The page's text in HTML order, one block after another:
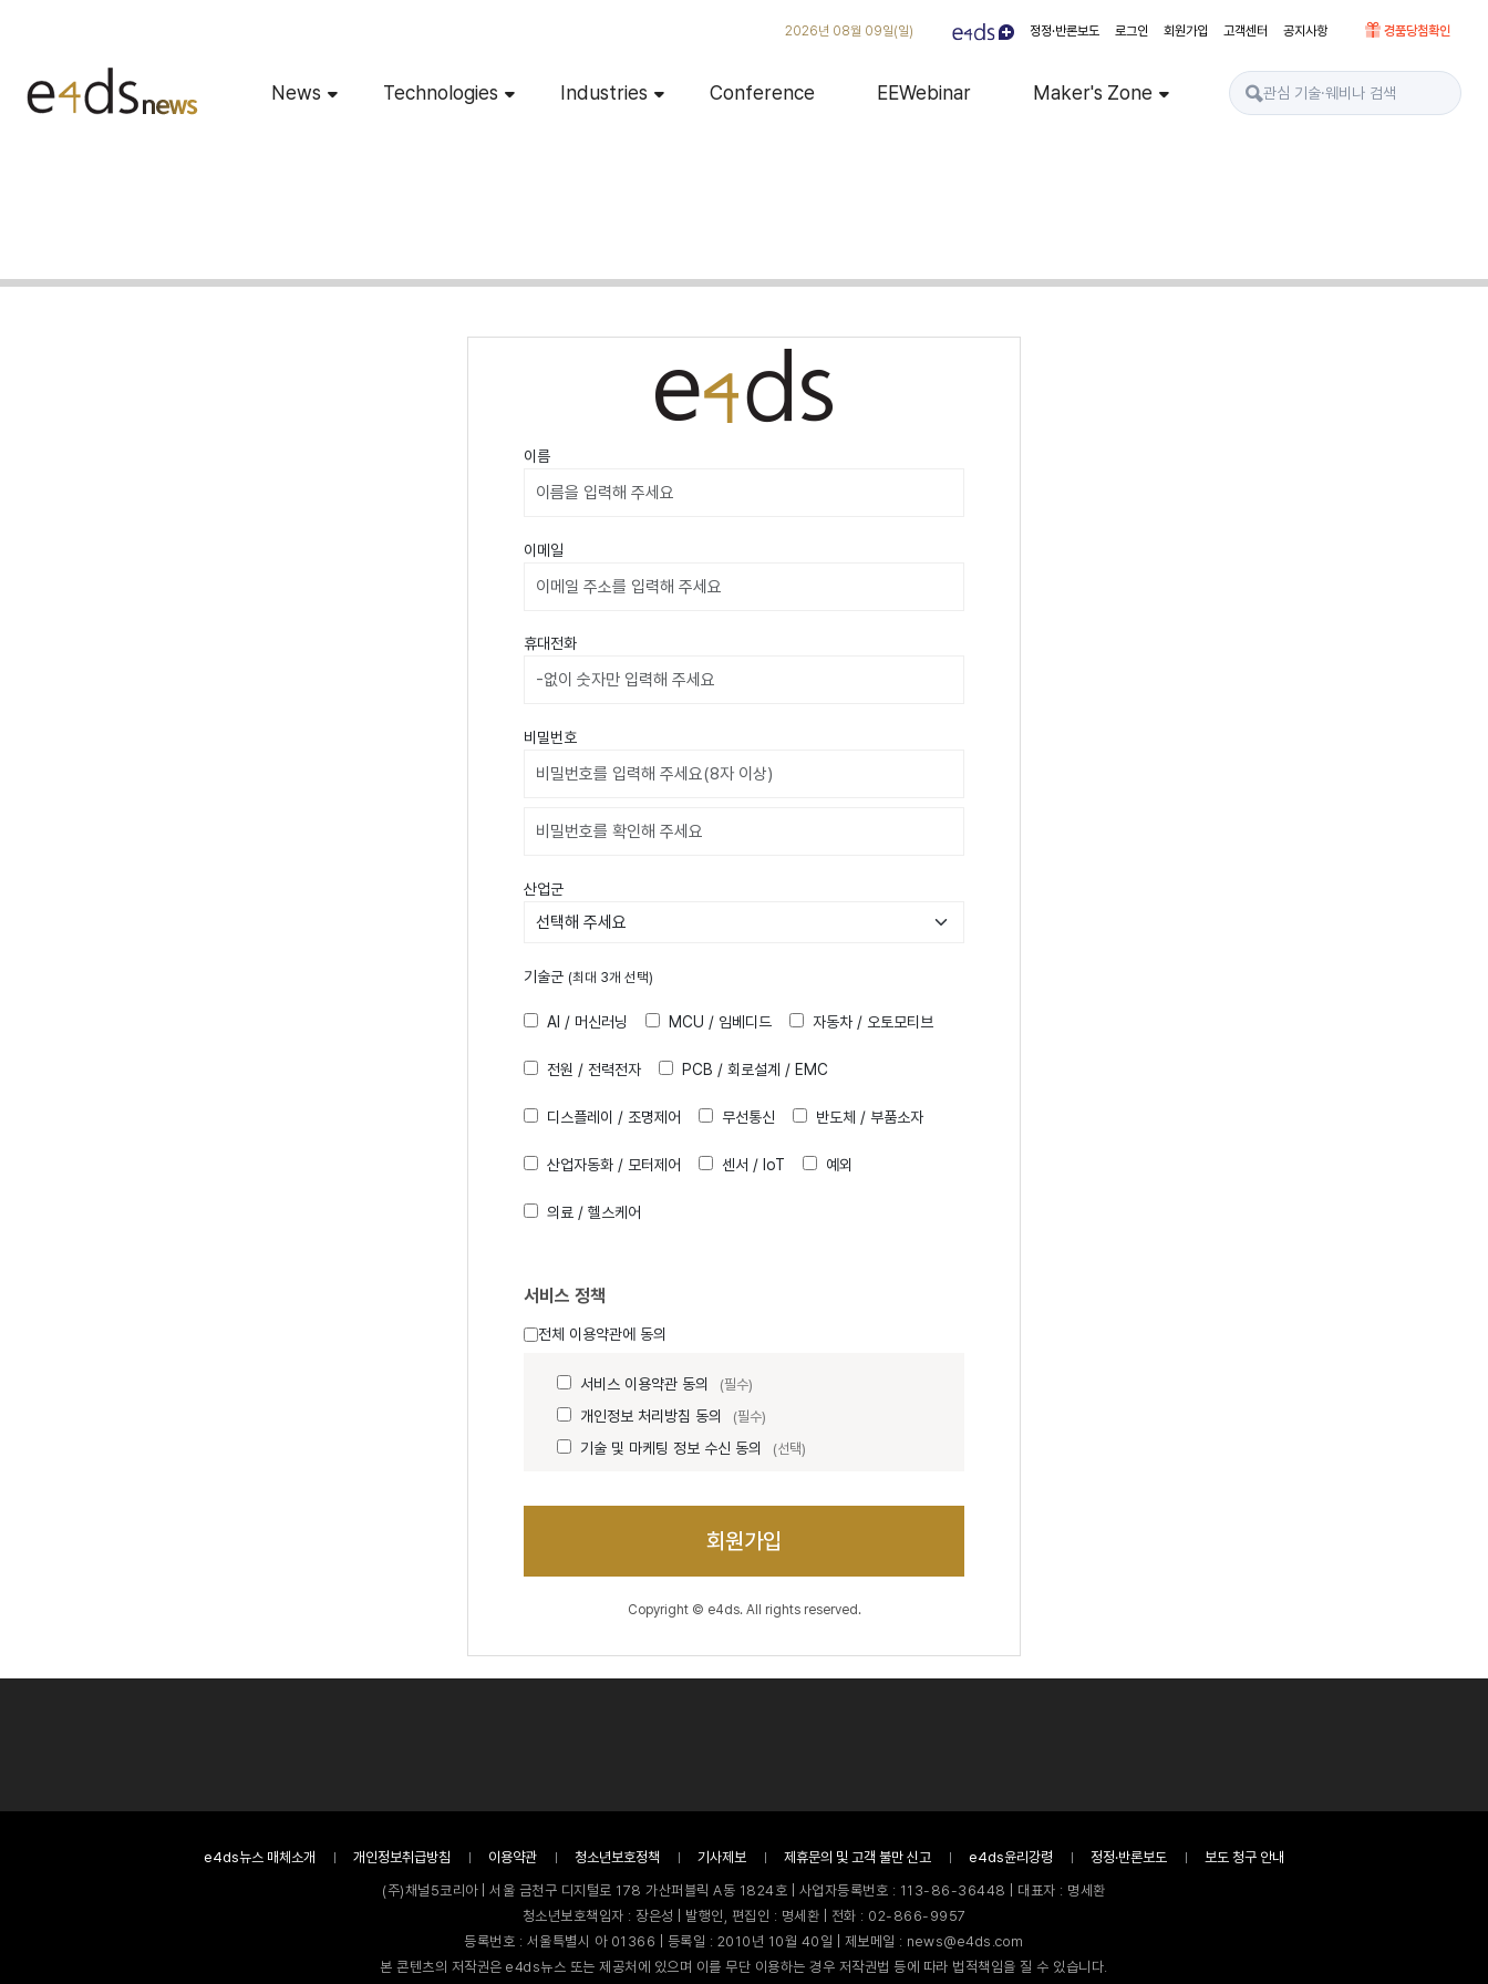
2026년 08월 09일(일) 정정·반론보도 로그인 회원가입 고객센터 공지사항 경품당첨확인
News Technologies Industries Conference EEWebinar Maker's Zone
이름
이메일
휴대전화
비밀번호
비밀번호확인
산업군
기술군 (최대 3개 선택)
AI / 머신러닝 MCU / 임베디드 자동차 / 오토모티브
전원 / 전력전자 PCB / 회로설계 / EMC
디스플레이 / 조명제어 무선통신 반도체 / 부품소자
산업자동화 / 모터제어 센서 / IoT 예외
의료 / 헬스케어
서비스 정책
전체 이용약관에 동의
서비스 이용약관 동의 (필수)
개인정보 처리방침 동의 (필수)
기술 및 마케팅 정보 수신 동의 (선택)
회원가입
Copyright © e4ds. All rights reserved.
e4ds뉴스 매체소개 개인정보취급방침 이용약관 청소년보호정책 기사제보 제휴문의 및 고객 불만 신고 e4ds윤리강령 정정·반론보도
보도 청구 안내
(주)채널5코리아 | 서울 금천구 디지털로 178 가산퍼블릭 A동 1824호 | 사업자등록번호 : 113-86-36448 | 대표자 : 명세환
청소년보호책임자 : 장은성 | 발행인, 편집인 : 명세환 | 전화 : 02-866-9957
등록번호 : 서울특별시 아 01366 | 등록일 : 2010년 10월 40일 | 제보메일 : news@e4ds.com
본 콘텐츠의 저작권은 e4ds뉴스 또는 제공처에 있으며 이를 무단 이용하는 경우 저작권법 등에 따라 법적책임을 질 수 있습니다.